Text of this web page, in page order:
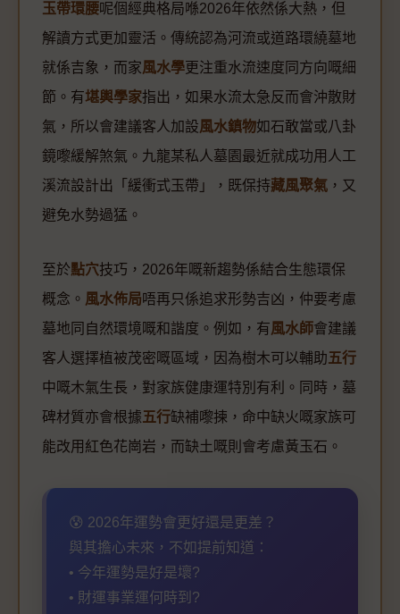
玉帶環腰呢個經典格局喺2026年依然係大熱，但
解讀方式更加靈活。傳統認為河流或道路環繞墓地
就係吉象，而家風水學更注重水流速度同方向嘅細
節。有堪輿學家指出，如果水流太急反而會沖散財
氣，所以會建議客人加設風水鎮物如石敢當或八卦
鏡嚟緩解煞氣。九龍某私人墓園最近就成功用人工
溪流設計出「緩衝式玉帶」，既保持藏風聚氣 ，又
避免水勢過猛。
至於點穴技巧，2026年嘅新趨勢係結合生態環保
概念。 風水佈局唔再只係追求形勢吉凶，仲要考慮
墓地同自然環境嘅和諧度。例如，有風水師會建議
客人選擇植被茂密嘅區域，因為樹木可以輔助五行
中嘅木氣生長，對家族健康運特別有利。同時，墓
碑材質亦會根據五行缺補嚟揀，命中缺火嘅家族可
能改用紅色花崗岩，而缺土嘅則會考慮黃玉石。
😰 2026年運勢會更好還是更差？
與其擔心未來，不如提前知道：
• 今年運勢是好是壞?
• 財運事業運何時到?